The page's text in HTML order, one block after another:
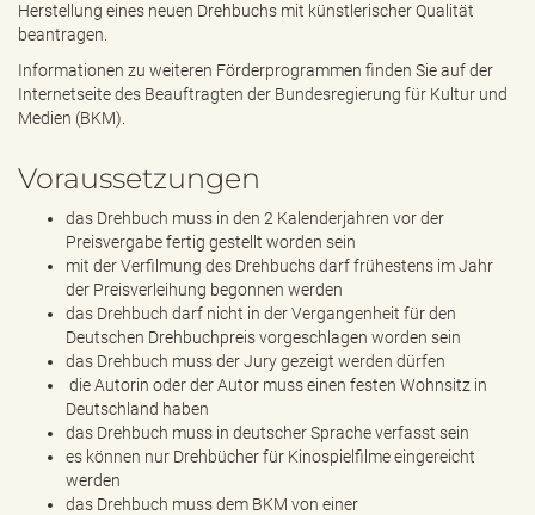
Herstellung eines neuen Drehbuchs mit künstlerischer Qualität
beantragen.
Informationen zu weiteren Förderprogrammen finden Sie auf der
Internetseite des Beauftragten der Bundesregierung für Kultur und
Medien (BKM).
Voraussetzungen
das Drehbuch muss in den 2 Kalenderjahren vor der
Preisvergabe fertig gestellt worden sein
mit der Verfilmung des Drehbuchs darf frühestens im Jahr
der Preisverleihung begonnen werden
das Drehbuch darf nicht in der Vergangenheit für den
Deutschen Drehbuchpreis vorgeschlagen worden sein
das Drehbuch muss der Jury gezeigt werden dürfen
die Autorin oder der Autor muss einen festen Wohnsitz in
Deutschland haben
das Drehbuch muss in deutscher Sprache verfasst sein
es können nur Drehbücher für Kinospielfilme eingereicht
werden
das Drehbuch muss dem BKM von einer